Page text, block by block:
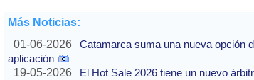
Más Noticias:
01-06-2026
Catamarca suma una nueva opción
aplicación
19-05-2026
El Hot Sale 2026 tiene un nuevo